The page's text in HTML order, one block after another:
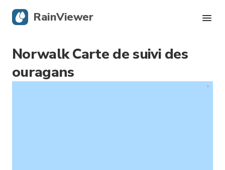
Norwalk Carte de suivi des
ouragans
RainViewer
Radar en direct
Suivi des ouragans